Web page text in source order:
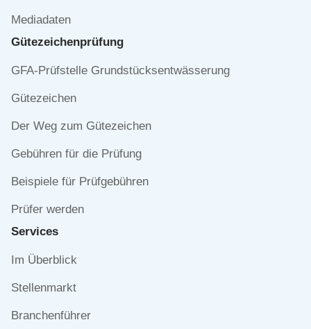
Mediadaten
Gütezeichen­prüfung
Navigation
GFA-Prüfstelle Grundstücksentwässerung
Gütezeichen
Der Weg zum Gütezeichen
Gebühren für die Prüfung
Beispiele für Prüfgebühren
Prüfer werden
Services
Navigation
Im Überblick
Stellenmarkt
Branchenführer